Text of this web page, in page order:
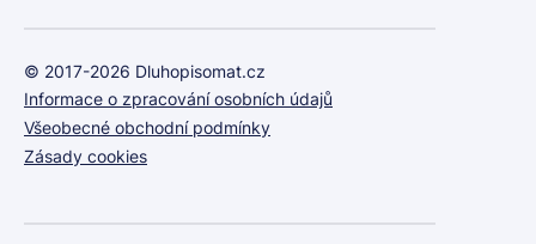
© 2017-2026 Dluhopisomat.cz
Informace o zpracování osobních údajů
Všeobecné obchodní podmínky
Zásady cookies